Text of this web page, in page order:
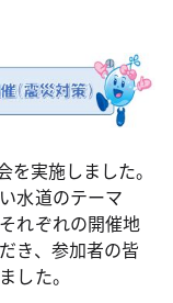
実施しました。
水道のテーマ
れぞれの開催地
き、参加者の皆
した。